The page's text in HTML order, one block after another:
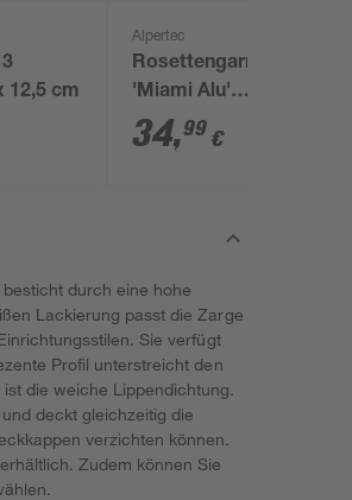
3
12,5 cm
Alpertec
Rosettengarnitur
'Miami Alu'
beschichtet, schwarz,
Rosette 52 x 52 mm
34,99 €
besticht durch eine hohe
Lackierung passt die Zarge
Sie verfügt
Profil unterstreicht den
die weiche Lippendichtung.
deckt gleichzeitig die
verzichten können.
Zudem können Sie